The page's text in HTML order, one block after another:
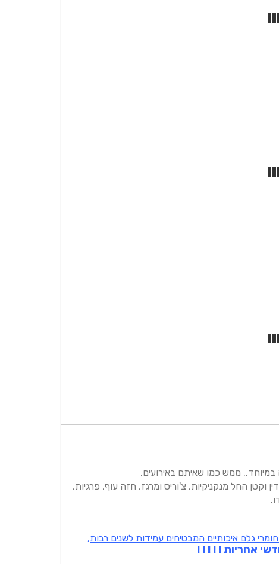
ממש כמו שאיתם באירועים.
החל מנקניקיות, צ'וריס ומרגז, חזה עוף, פרגיות,
גלם איכותיים המבטיחים עמידות לשנים רבות,